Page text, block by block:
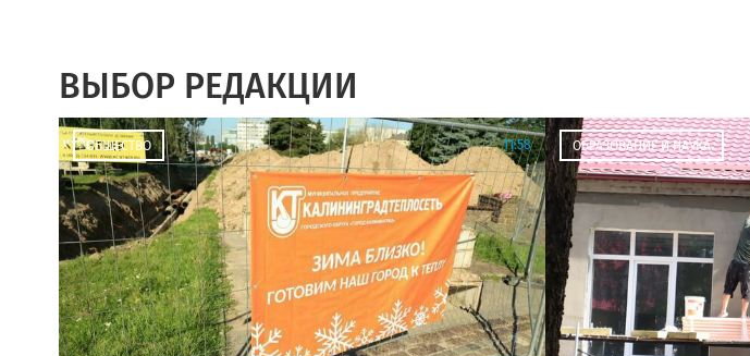
ВЫБОР РЕДАКЦИИ
ОБЩЕСТВО 11:58 ОБРАЗОВАНИЕ И НАУКА